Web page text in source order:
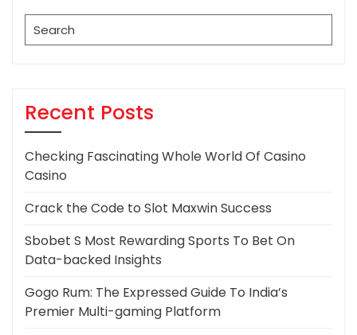
Search
for:
Recent Posts
Checking Fascinating Whole World Of Casino
Casino
Crack the Code to Slot Maxwin Success
Sbobet S Most Rewarding Sports To Bet On
Data-backed Insights
Gogo Rum: The Expressed Guide To India’s
Premier Multi-gaming Platform